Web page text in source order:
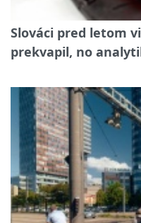
Slováci pred letom
prekvapil, no